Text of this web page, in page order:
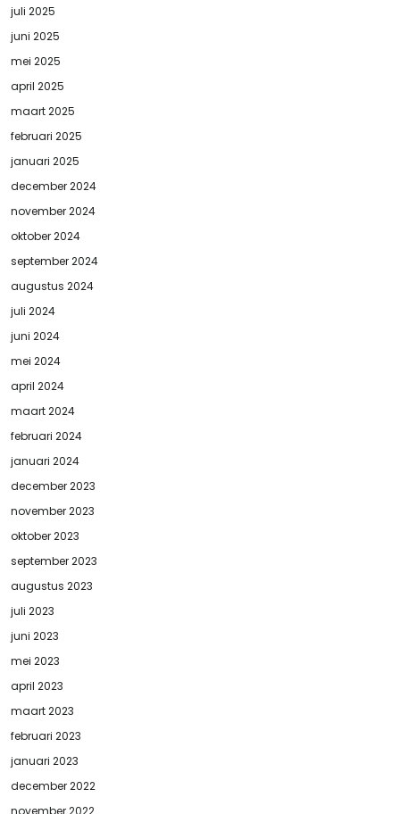
juli 2025
juni 2025
mei 2025
april 2025
maart 2025
februari 2025
januari 2025
december 2024
november 2024
oktober 2024
september 2024
augustus 2024
juli 2024
juni 2024
mei 2024
april 2024
maart 2024
februari 2024
januari 2024
december 2023
november 2023
oktober 2023
september 2023
augustus 2023
juli 2023
juni 2023
mei 2023
april 2023
maart 2023
februari 2023
januari 2023
december 2022